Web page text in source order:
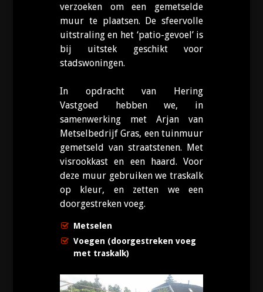
verzoeken om een gemetselde
muur te plaatsen. De sfeervolle
uitstraling en het ‘patio-gevoel’ is
bij uitstek geschikt voor
stadswoningen.
In opdracht van Hering
Vastgoed hebben we, in
samenwerking met Arjan van
Metselbedrijf Gras, een tuinmuur
gemetseld van straatstenen. Met
visrookkast en een haard. Voor
deze muur gebruiken we traskalk
op kleur, en zetten we een
doorgestreken voeg.
Metselen
Voegen (doorgestreken voeg
met traskalk)